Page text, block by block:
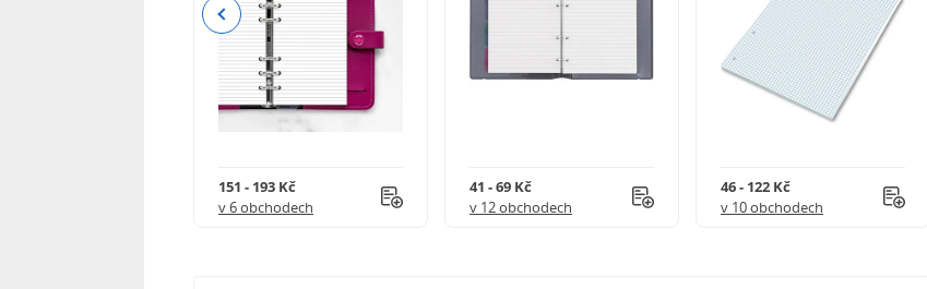
151 - 193 Kč
v 6 obchodech
41 - 69 Kč
v 12 obchodech
46 - 122 Kč
v 10 obchodech
Previous